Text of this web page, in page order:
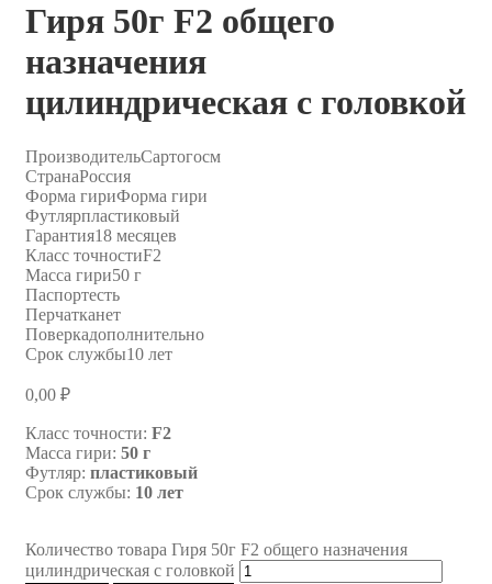
Гиря 50г F2 общего
назначения
цилиндрическая с головкой
ПроизводительСартогосм
СтранаРоссия
Форма гириФорма гири
Футлярпластиковый
Гарантия18 месяцев
Класс точностиF2
Масса гири50 г
Паспортесть
Перчатканет
Поверкадополнительно
Срок службы10 лет
0,00 ₽
Класс точности: F2
Масса гири: 50 г
Футляр: пластиковый
Срок службы: 10 лет
Количество товара Гиря 50г F2 общего назначения
цилиндрическая с головкой